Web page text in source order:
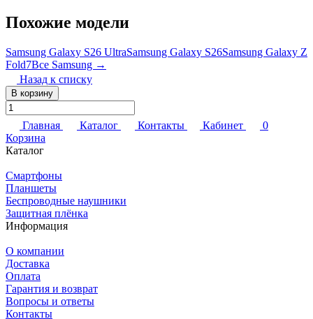
Похожие модели
Samsung Galaxy S26 UltraSamsung Galaxy S26Samsung Galaxy Z
Fold7Все Samsung →
Назад к списку
В корзину
Главная Каталог Контакты Кабинет
0
Корзина
Каталог
Смартфоны
Планшеты
Беспроводные наушники
Защитная плёнка
Информация
О компании
Доставка
Оплата
Гарантия и возврат
Вопросы и ответы
Контакты